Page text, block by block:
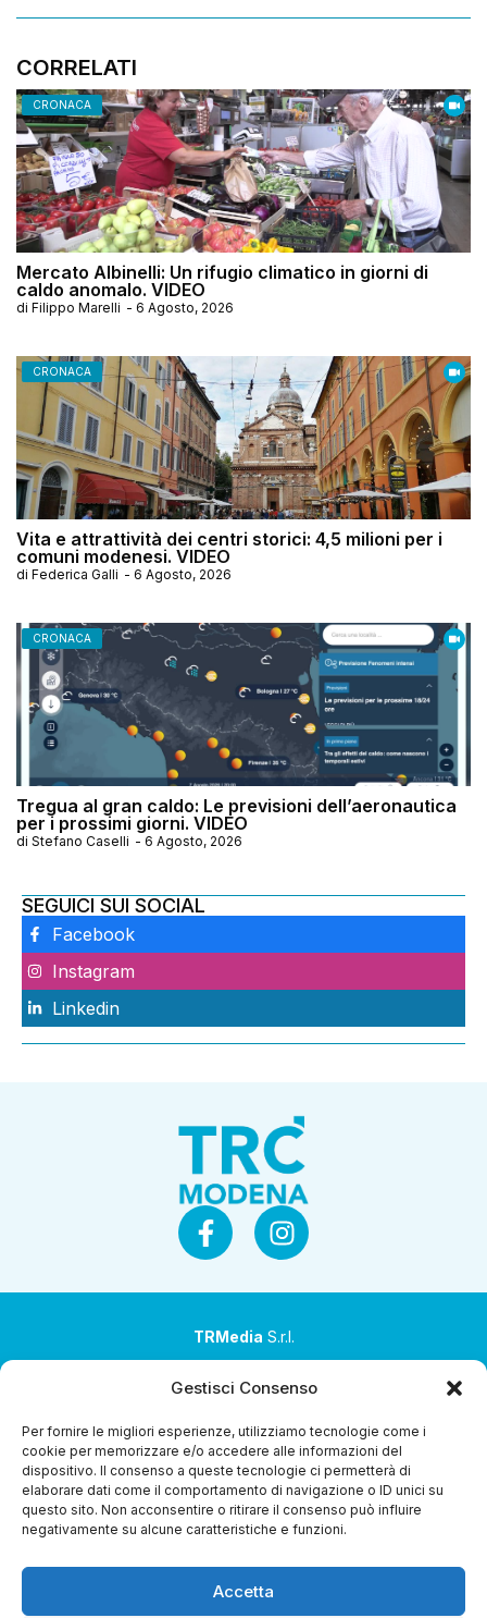
Gestisci Consenso
Per fornire le migliori esperienze, utilizziamo tecnologie come i
cookie per memorizzare e/o accedere alle informazioni del
dispositivo. Il consenso a queste tecnologie ci permetterà di
elaborare dati come il comportamento di navigazione o ID unici su
questo sito. Non acconsentire o ritirare il consenso può influire
negativamente su alcune caratteristiche e funzioni.
Accetta
CORRELATI
CRONACA
Mercato Albinelli: Un rifugio climatico in giorni di
caldo anomalo. VIDEO
di Filippo Marelli - 6 Agosto, 2026
CRONACA
Vita e attrattività dei centri storici: 4,5 milioni per i
comuni modenesi. VIDEO
di Federica Galli - 6 Agosto, 2026
CRONACA
Tregua al gran caldo: Le previsioni dell’aeronautica
per i prossimi giorni. VIDEO
di Stefano Caselli - 6 Agosto, 2026
SEGUICI SUI SOCIAL
Facebook
Instagram
Linkedin
TRMedia S.r.l.
coordinamento da parte di Coop Alleanza 3.0 Soc. Coop.
Sede legale: via Ragazzi del ’99 nr. 51 42124 Reggio Emilia
(RE)
P.Iva 00651840365
Home i Programmi Diretta Streaming Guida TV Chi